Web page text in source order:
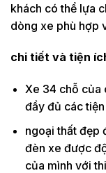
khách có thể lựa
dòng xe phù hợp
chi tiết và tiện
Xe 34 chỗ của
đầy đủ các
ngoại thất đẹp
đèn xe được
của mình với